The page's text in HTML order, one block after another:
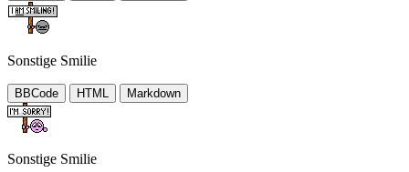
Sonstige Smilie
BBCode HTML Markdown
Sonstige Smilie